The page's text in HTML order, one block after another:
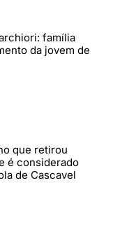
família
da jovem de
que retirou
é considerado
de Cascavel